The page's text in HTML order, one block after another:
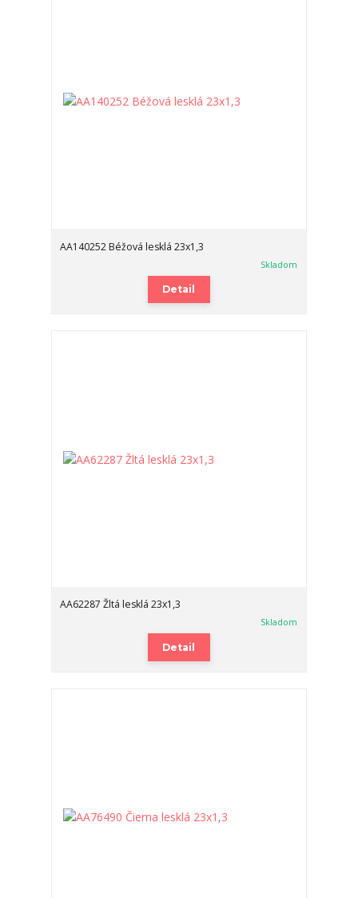
AA140252 Béžová lesklá 23x1,3
Skladom
Detail
AA62287 Žltá lesklá 23x1,3
Skladom
Detail